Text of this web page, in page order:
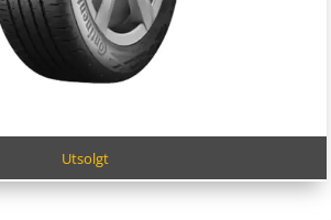
Utsolgt